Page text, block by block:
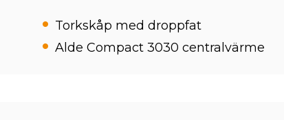
Torkskåp med droppfat
Alde Compact 3030 centralvärme